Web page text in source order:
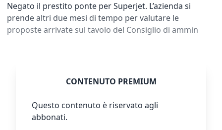
Negato il prestito ponte per Superjet. L’azienda si
prende altri due mesi di tempo per valutare le
proposte arrivate sul tavolo del Consiglio di ammin
CONTENUTO PREMIUM
Questo contenuto è riservato agli
abbonati.